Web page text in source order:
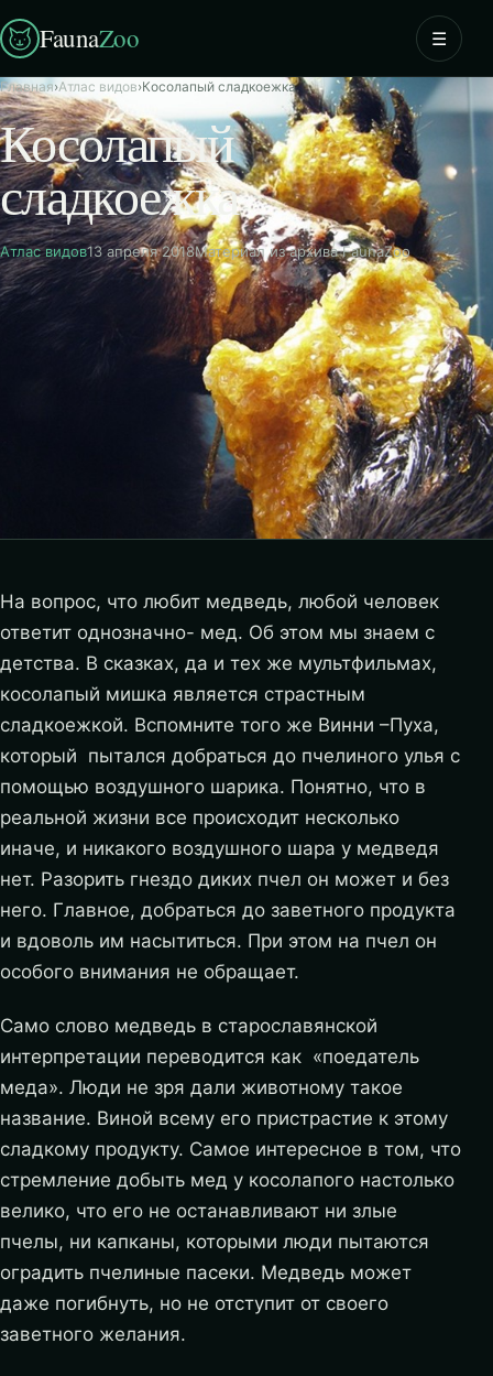
FaunaZoo ☰
Главная›Атлас видов›Косолапый сладкоежка
Косолапый
сладкоежка
Атлас видов13 апреля 2018Материал из архива FaunaZoo
На вопрос, что любит медведь, любой человек
ответит однозначно- мед. Об этом мы знаем с
детства. В сказках, да и тех же мультфильмах,
косолапый мишка является страстным
сладкоежкой. Вспомните того же Винни –Пуха,
который пытался добраться до пчелиного улья с
помощью воздушного шарика. Понятно, что в
реальной жизни все происходит несколько
иначе, и никакого воздушного шара у медведя
нет. Разорить гнездо диких пчел он может и без
него. Главное, добраться до заветного продукта
и вдоволь им насытиться. При этом на пчел он
особого внимания не обращает.
Само слово медведь в старославянской
интерпретации переводится как «поедатель
меда». Люди не зря дали животному такое
название. Виной всему его пристрастие к этому
сладкому продукту. Самое интересное в том, что
стремление добыть мед у косолапого настолько
велико, что его не останавливают ни злые
пчелы, ни капканы, которыми люди пытаются
оградить пчелиные пасеки. Медведь может
даже погибнуть, но не отступит от своего
заветного желания.